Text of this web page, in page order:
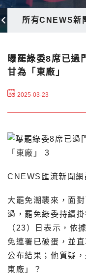
所有CNEWS新
曝罷綠委8席已
甘為「東廠」
2025-03-23
CNEWS匯流新聞
大罷免潮襲來，面
過，罷免綠委持續
（23）日表示，依
免連署已破蛋，並
公布結果；他質疑
東廠」？